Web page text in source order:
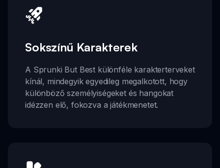
Sokszínű Karakterek
A Sprunki But Best különféle karakterterveket
kínál, mindegyik egyedileg megalkotott, hogy
különböző személyiségeket és hangokat
idézzen elő, fokozva a játékmenetet.